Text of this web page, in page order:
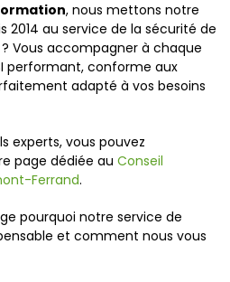
, nous mettons notre
2014 au service de la sécurité de
Vous accompagner à chaque
performant, conforme aux
adapté à vos besoins
experts, vous pouvez
page dédiée au Conseil
Ferrand.
pourquoi notre service de
et comment nous vous